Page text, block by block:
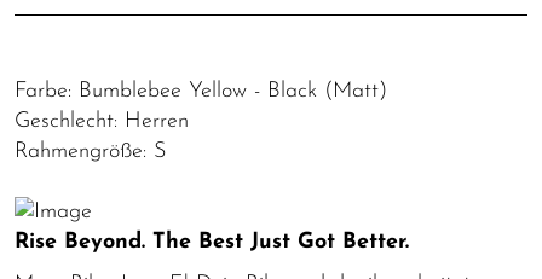
Farbe: Bumblebee Yellow - Black (Matt)
Geschlecht: Herren
Rahmengröße: S
Rise Beyond. The Best Just Got Better.